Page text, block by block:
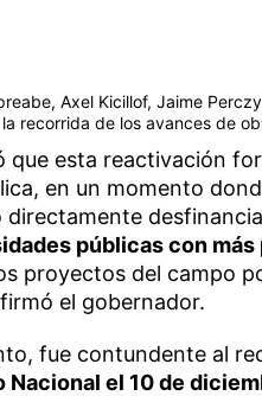
Axel Kicillof, Jaime
recorrida de los avances de
que esta reactivación
en un momento
públicas con
proyectos del campo
el gobernador.
fue contundente al
Nacional el 10 de